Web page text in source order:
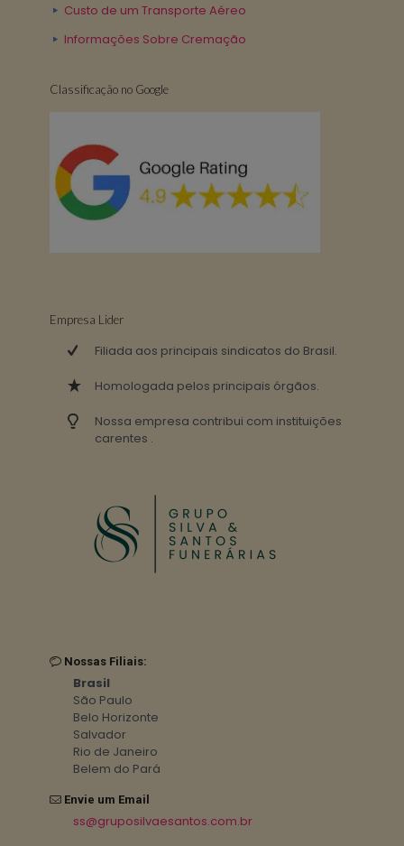
Custo de um Transporte Aéreo
Informações Sobre Cremação
Classificação no Google
Empresa Lider
Filiada aos principais sindicatos do Brasil.
Homologada pelos principais órgãos.
Nossa empresa contribui com instituições
carentes .
Nossas Filiais:
Brasil
São Paulo
Belo Horizonte
Salvador
Rio de Janeiro
Belem do Pará
Envie um Email
ss@gruposilvaesantos.com.br